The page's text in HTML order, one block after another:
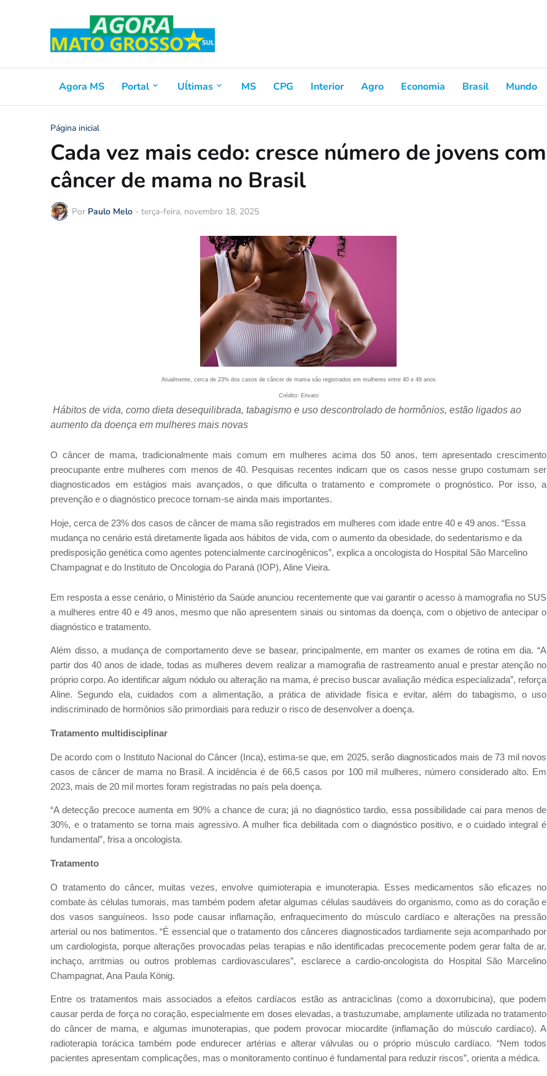
Agora MS Portal Uĺtimas MS CPG Interior Agro Economia Brasil Mundo
Página inicial
Cada vez mais cedo: cresce número de jovens com
câncer de mama no Brasil
Por Paulo Melo - terça-feira, novembro 18, 2025
Atualmente, cerca de 23% dos casos de câncer de mama são registrados em mulheres entre 40 e 49 anos
Crédito: Envato
Hábitos de vida, como dieta desequilibrada, tabagismo e uso descontrolado de hormônios, estão ligados ao
aumento da doença em mulheres mais novas
O câncer de mama, tradicionalmente mais comum em mulheres acima dos 50 anos, tem apresentado crescimento
preocupante entre mulheres com menos de 40. Pesquisas recentes indicam que os casos nesse grupo costumam ser
diagnosticados em estágios mais avançados, o que dificulta o tratamento e compromete o prognóstico. Por isso, a
prevenção e o diagnóstico precoce tornam-se ainda mais importantes.
Hoje, cerca de 23% dos casos de câncer de mama são registrados em mulheres com idade entre 40 e 49 anos. “Essa
mudança no cenário está diretamente ligada aos hábitos de vida, com o aumento da obesidade, do sedentarismo e da
predisposição genética como agentes potencialmente carcinogênicos”, explica a oncologista do Hospital São Marcelino
Champagnat e do Instituto de Oncologia do Paraná (IOP), Aline Vieira.
Em resposta a esse cenário, o Ministério da Saúde anunciou recentemente que vai garantir o acesso à mamografia no SUS
a mulheres entre 40 e 49 anos, mesmo que não apresentem sinais ou sintomas da doença, com o objetivo de antecipar o
diagnóstico e tratamento.
Além disso, a mudança de comportamento deve se basear, principalmente, em manter os exames de rotina em dia. “A
partir dos 40 anos de idade, todas as mulheres devem realizar a mamografia de rastreamento anual e prestar atenção no
próprio corpo. Ao identificar algum nódulo ou alteração na mama, é preciso buscar avaliação médica especializada”, reforça
Aline. Segundo ela, cuidados com a alimentação, a prática de atividade física e evitar, além do tabagismo, o uso
indiscriminado de hormônios são primordiais para reduzir o risco de desenvolver a doença.
Tratamento multidisciplinar
De acordo com o Instituto Nacional do Câncer (Inca), estima-se que, em 2025, serão diagnosticados mais de 73 mil novos
casos de câncer de mama no Brasil. A incidência é de 66,5 casos por 100 mil mulheres, número considerado alto. Em
2023, mais de 20 mil mortes foram registradas no país pela doença.
“A detecção precoce aumenta em 90% a chance de cura; já no diagnóstico tardio, essa possibilidade cai para menos de
30%, e o tratamento se torna mais agressivo. A mulher fica debilitada com o diagnóstico positivo, e o cuidado integral é
fundamental”, frisa a oncologista.
Tratamento
O tratamento do câncer, muitas vezes, envolve quimioterapia e imunoterapia. Esses medicamentos são eficazes no
combate às células tumorais, mas também podem afetar algumas células saudáveis do organismo, como as do coração e
dos vasos sanguíneos. Isso pode causar inflamação, enfraquecimento do músculo cardíaco e alterações na pressão
arterial ou nos batimentos. “É essencial que o tratamento dos cânceres diagnosticados tardiamente seja acompanhado por
um cardiologista, porque alterações provocadas pelas terapias e não identificadas precocemente podem gerar falta de ar,
inchaço, arritmias ou outros problemas cardiovasculares”, esclarece a cardio-oncologista do Hospital São Marcelino
Champagnat, Ana Paula König.
Entre os tratamentos mais associados a efeitos cardíacos estão as antraciclinas (como a doxorrubicina), que podem
causar perda de força no coração, especialmente em doses elevadas, a trastuzumabe, amplamente utilizada no tratamento
do câncer de mama, e algumas imunoterapias, que podem provocar miocardite (inflamação do músculo cardíaco). A
radioterapia torácica também pode endurecer artérias e alterar válvulas ou o próprio músculo cardíaco. “Nem todos
pacientes apresentam complicações, mas o monitoramento contínuo é fundamental para reduzir riscos”, orienta a médica.